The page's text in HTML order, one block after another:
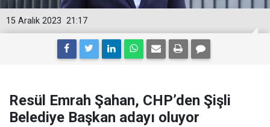
21:17
15 Aralık 2023
Resül Emrah Şahan, CHP’den Şişli
Belediye Başkan adayı oluyor